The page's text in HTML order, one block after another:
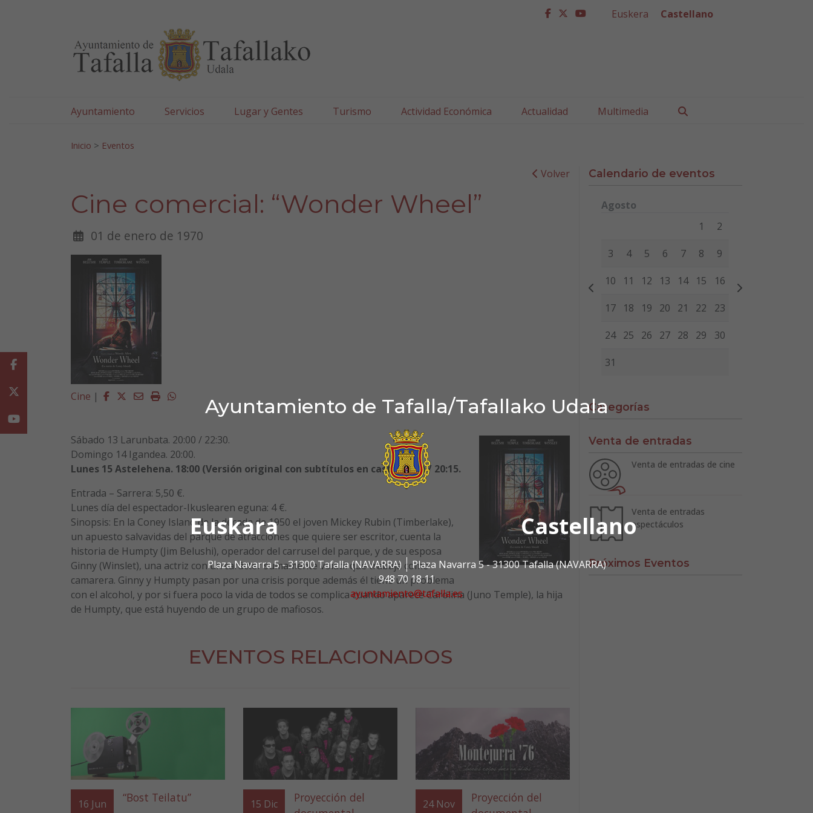
Ayuntamiento de Tafalla/Tafallako Udala
Euskara Castellano
Plaza Navarra 5 - 31300 Tafalla (NAVARRA)
Plaza Navarra 5 - 31300 Tafalla (NAVARRA)
948 70 18 11
ayuntamiento@tafalla.es
facebook
twitter
youtube
Euskera Castellano
Ayuntamiento Servicios Lugar y Gentes Turismo Actividad Económica Actualidad Multimedia
Inicio > Eventos
Volver
Cine comercial: “Wonder Wheel”
01 de enero de 1970
Cine | Facebook
Twitter
EmailImprimirWhatsapp
Sábado 13 Larunbata. 20:00 / 22:30.
Domingo 14 Igandea. 20:00.
Lunes 15 Astelehena. 18:00 (Versión original con subtítulos en castellano) / 20:15.
Entrada – Sarrera: 5,50 €.
Lunes día del espectador-Ikuslearen eguna: 4 €.
Sinopsis: En la Coney Island de la década de 1950 el joven Mickey Rubin (Timberlake),
un apuesto salvavidas del parque de atracciones que quiere ser escritor, cuenta la
historia de Humpty (Jim Belushi), operador del carrusel del parque, y de su esposa
Ginny (Winslet), una actriz con un carácter sumamente volátil que trabaja como
camarera. Ginny y Humpty pasan por una crisis porque además él tiene un problema
con el alcohol, y por si fuera poco la vida de todos se complica cuando aparece Carolina (Juno Temple), la hija
de Humpty, que está huyendo de un grupo de mafiosos.
EVENTOS RELACIONADOS
16 Jun “Bost Teilatu” 15 Dic
Proyección del
24 Nov
Proyección del
Calendario de eventos
Agosto
Miércoles Jueves
1 2
3 4 5 6 7 8 9
10 11 12 13 14 15 16
17 18 19 20 21 22 23
24 25 26 27 28 29 30
31
Categorías
Venta de entradas
Venta de entradas de cine
Venta de entradas
espectáculos
Próximos Eventos
Facebook
Youtube